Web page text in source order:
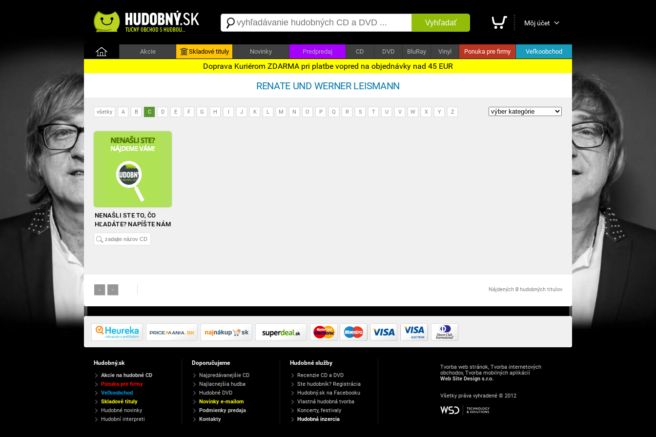
Vyhľadať Môj účet
Akcie Skladové tituly Novinky Predpredaj CD DVD BluRay Vinyl Ponuka pre firmy Veľkoobchod
Doprava Kuriérom ZDARMA pri platbe vopred na objednávky nad 45 EUR
RENATE UND WERNER LEISMANN
všetky A B C D E F G H I J K L M N O P Q R S T U V W X Y Z
NENAŠLI STE TO, ČO
HĽADÁTE? NAPÍŠTE NÁM
< > Nájdených 0 hudobných titulov
Hudobný.sk
Akcie na hudobné CD
Ponuka pre firmy
Veľkoobchod
Skladové tituly
Hudobné novinky
Hudobní interpreti
Doporučujeme
Najpredávanejšie CD
Najlacnejšia hudba
Hudobné DVD
Novinky e-mailom
Podmienky predaja
Kontakty
Hudobné služby
Recenzie CD a DVD
Ste hudobník? Registrácia
Hudobný.sk na Facebooku
Vlastná hudobná tvorba
Koncerty, festivaly
Hudobná inzercia
Tvorba web stránok, Tvorba internetových
obchodov, Tvorba mobilných aplikácií
Web Site Design s.r.o.
Všetky práva vyhradené © 2012